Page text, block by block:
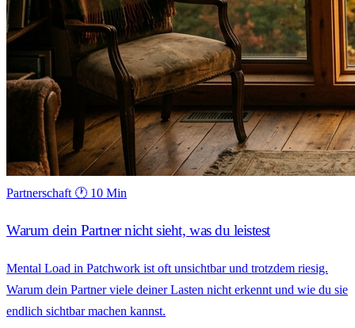
Partnerschaft 🕐 10 Min
Warum dein Partner nicht sieht, was du leistest
Mental Load in Patchwork ist oft unsichtbar und trotzdem riesig.
Warum dein Partner viele deiner Lasten nicht erkennt und wie du sie
endlich sichtbar machen kannst.